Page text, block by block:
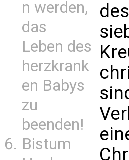
n werden,
das
Leben des
herzkrank
en Babys
zu
beenden!
Bistum